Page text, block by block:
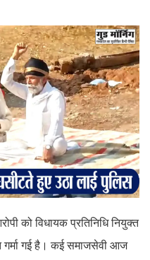
को विधायक प्रतिनिधि नियुक्त
गई है। कई समाजसेवी आज